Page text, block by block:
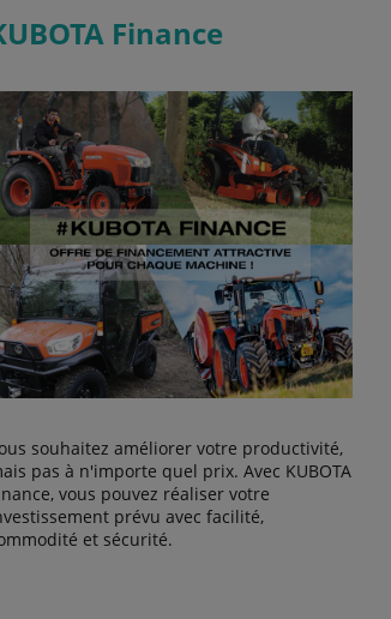
Finance
souhaitez améliorer votre productivité,
pas à n'importe quel prix. Avec KUBOTA
vous pouvez réaliser votre
prévu avec facilité,
et sécurité.